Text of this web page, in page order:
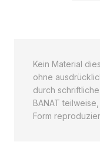
Kein Material
ohne
durch
BANAT
Form